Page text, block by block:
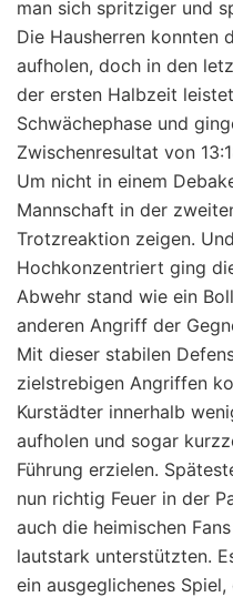
man sich spritziger und
Die Hausherren konnten
aufholen, doch in den
der ersten Halbzeit
Schwächephase und
Zwischenresultat von
Um nicht in einem
Mannschaft in der
Trotzreaktion zeigen.
Hochkonzentriert ging
Abwehr stand wie ein
anderen Angriff der
Mit dieser stabilen
zielstrebigen Angriffen
Kurstädter innerhalb
aufholen und sogar
Führung erzielen.
nun richtig Feuer in der
auch die heimischen
lautstark unterstützten.
ein ausgeglichenes